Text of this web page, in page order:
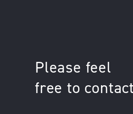
Please feel
free to